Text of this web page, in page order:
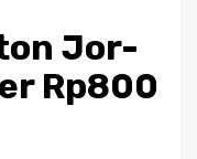
Jor-
Rp800